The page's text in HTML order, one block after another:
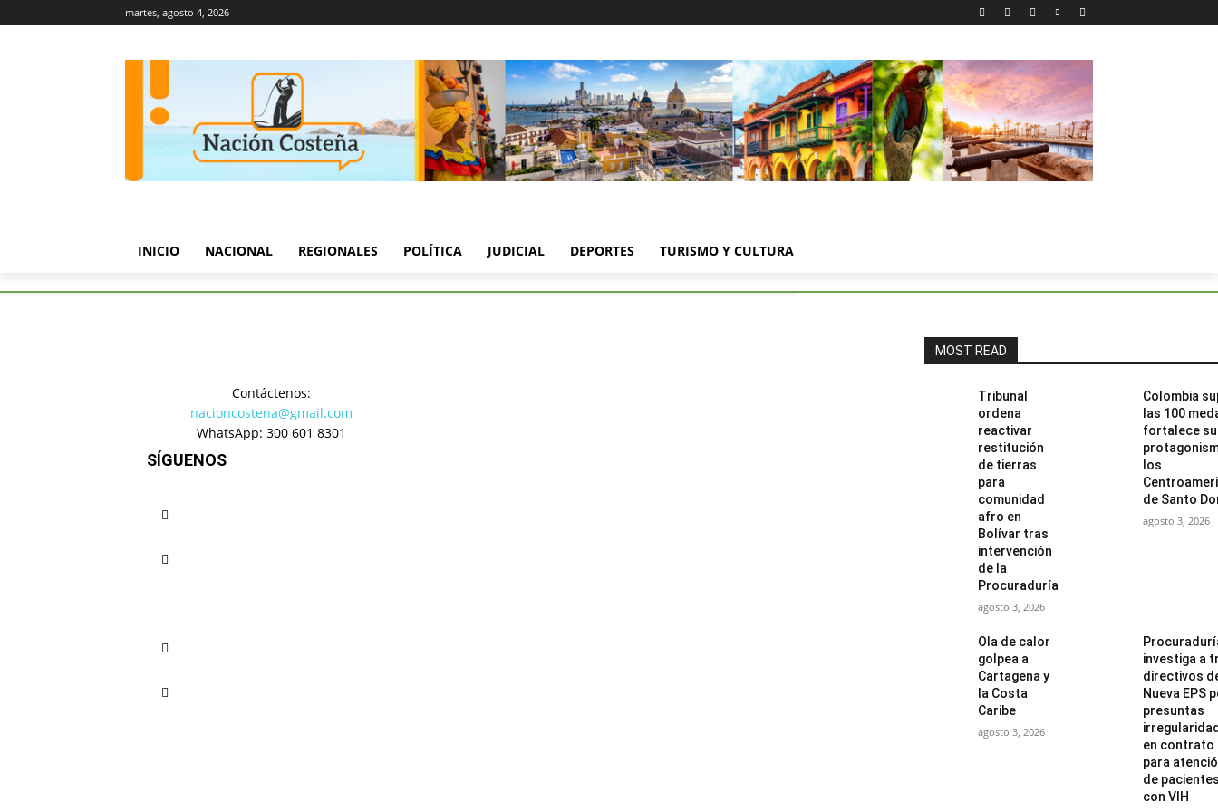
martes, agosto 4, 2026
INICIO NACIONAL REGIONALES POLÍTICA JUDICIAL DEPORTES TURISMO Y CULTURA
MOST READ
Tribunal
ordena
reactivar
restitución
de tierras
para
comunidad
afro en
Bolívar tras
intervención
de la
Procuraduría
agosto 3, 2026
Colombia
las 100
fortalece su
los
de Santo
agosto 3, 2026
Ola de calor
golpea a
Cartagena y
la Costa
Caribe
agosto 3, 2026
investiga a
directivos
Nueva EPS
presuntas
en contrato
para
de
con VIH
Contáctenos:
nacioncostena@gmail.com
WhatsApp: 300 601 8301
SÍGUENOS